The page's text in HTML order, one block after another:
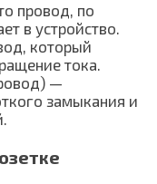
провод, по
в устройство.
который
тока.
—
замыкания и